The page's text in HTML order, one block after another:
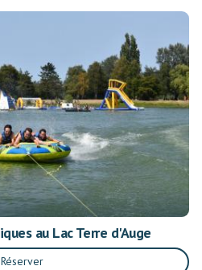
au Lac Terre d'Auge
Réserver